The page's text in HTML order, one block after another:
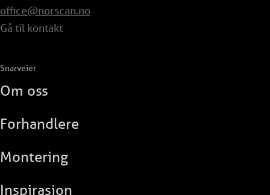
office@norscan.no
Gå til kontakt
Snarveier
Om oss
Forhandlere
Montering
Inspirasjon